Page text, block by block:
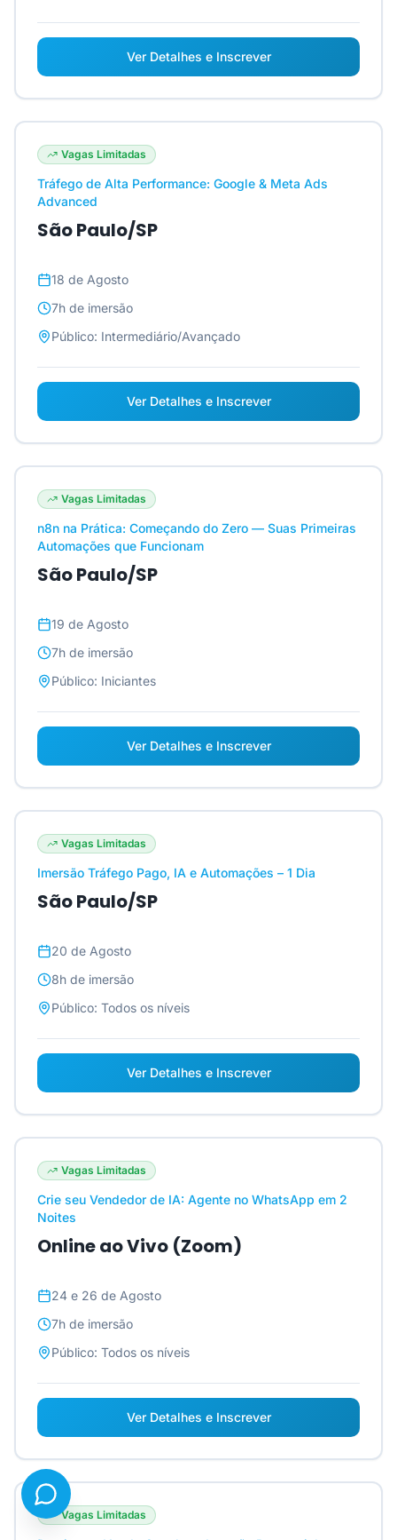
Ver Detalhes e Inscrever
Vagas Limitadas
Tráfego de Alta Performance: Google & Meta Ads
Advanced
São Paulo/SP
18 de Agosto
7h de imersão
Público: Intermediário/Avançado
Ver Detalhes e Inscrever
Vagas Limitadas
n8n na Prática: Começando do Zero — Suas Primeiras
Automações que Funcionam
São Paulo/SP
19 de Agosto
7h de imersão
Público: Iniciantes
Ver Detalhes e Inscrever
Vagas Limitadas
Imersão Tráfego Pago, IA e Automações – 1 Dia
São Paulo/SP
20 de Agosto
8h de imersão
Público: Todos os níveis
Ver Detalhes e Inscrever
Vagas Limitadas
Crie seu Vendedor de IA: Agente no WhatsApp em 2
Noites
Online ao Vivo (Zoom)
24 e 26 de Agosto
7h de imersão
Público: Todos os níveis
Ver Detalhes e Inscrever
Vagas Limitadas